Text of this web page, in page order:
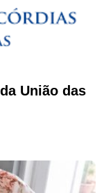
União das